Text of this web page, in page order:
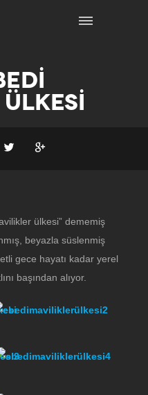
ülkesi” dememiş
beyazla süslenmiş
gece hayatı kadar yerel
başından alıyor.